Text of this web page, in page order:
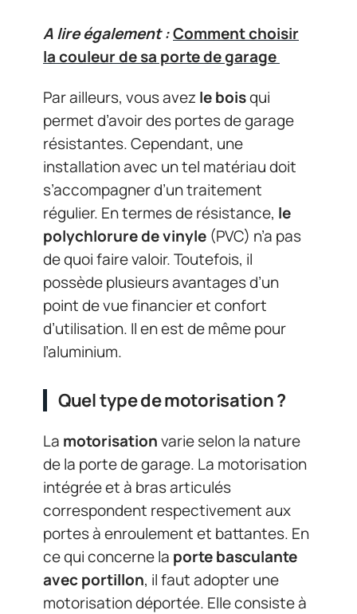
A lire également :Comment choisir
la couleur de sa porte de garage
Par ailleurs, vous avez le boisqui
permet d’avoir des portes de garage
résistantes. Cependant, une
installation avec un tel matériau doit
s’accompagner d’un traitement
régulier. En termes de résistance, le
polychlorure de vinyle (PVC) n’a pas
de quoi faire valoir. Toutefois, il
possède plusieurs avantages d’un
point de vue financier et confort
d’utilisation. Il en est de même pour
l’aluminium.
Quel type de motorisation ?
La motorisationvarie selon la nature
de la porte de garage. La motorisation
intégrée et à bras articulés
correspondent respectivement aux
portes à enroulement et battantes. En
ce qui concerne la porte basculante
avec portillon, il faut adopter une
motorisation déportée. Elle consiste à